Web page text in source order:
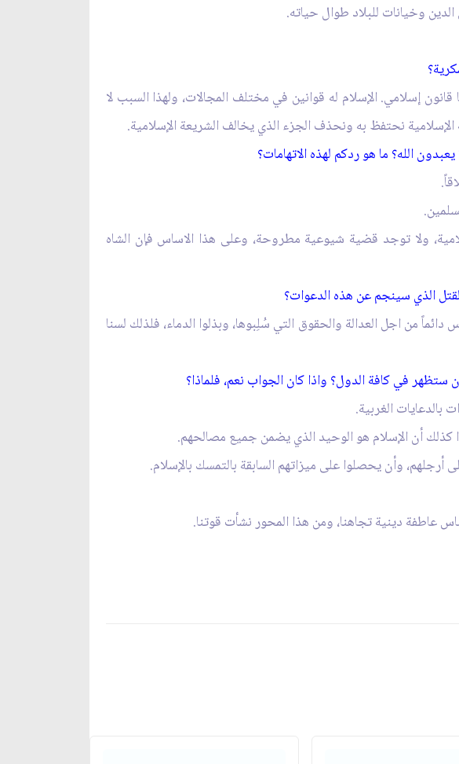
وخيانات للبلاد طوال حياته.
إسلامي. الإسلام له قوانين في مختلف المجالات، ولهذا السبب لا
نحتفظ به ونحذف الجزء الذي يخالف الشريعة الإسلامية.
الله؟ ما هو ردكم لهذه الاتهامات؟
ولا توجد قضية شيوعية مطروحة، وعلى هذا الاساس فإن الشاه
الذي سينجم عن هذه الدعوات؟
من اجل العدالة والحقوق التي سُلِبوها، وبذلوا الدماء، فلذلك لسنا
في كافة الدول؟ واذا كان الجواب نعم، فلماذا؟
الغربية.
كذلك أن الإسلام هو الوحيد الذي يضمن جميع مصالحهم.
وأن يحصلوا على ميزاتهم السابقة بالتمسك بالإسلام.
عاطفة دينية تجاهنا، ومن هذا المحور نشأت قوتنا.